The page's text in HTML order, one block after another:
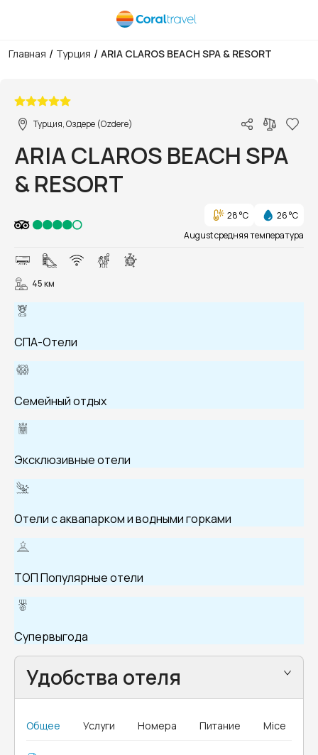
Главная / Турция / ARIA CLAROS BEACH SPA & RESORT
Турция, Оздере (Ozdere)
ARIA CLAROS BEACH SPA
& RESORT
28 °C
26 °C
August средняя температура
45 км
СПА-Отели
Семейный отдых
Эксклюзивные отели
Отели с аквапарком и водными горками
ТОП Популярные отели
Супервыгода
Удобства отеля
Общее Услуги Номера Питание Mice